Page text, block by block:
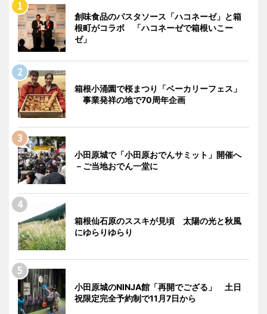
創味食品のパスタソース「ハコネーゼ」と箱
根町がコラボ 「ハコネーゼで箱根いこー
ゼ」
箱根小涌園で桜まつり「ベーカリーフェス」
事業発祥の地で70周年企画
小田原城で「小田原おでんサミット」開催へ
－ご当地おでん一堂に
箱根仙石原のススキが見頃 太陽の光と秋風
にゆらりゆらり
小田原城のNINJA館「再開でござる」 土日
祝限定完全予約制で11月7日から